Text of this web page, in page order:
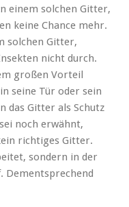
einem solchen Gitter,
keine Chance mehr.
solchen Gitter,
nicht durch.
großen Vorteil
seine Tür oder sein
das Gitter als Schutz
noch erwähnt,
richtiges Gitter.
sondern in der
Dementsprechend